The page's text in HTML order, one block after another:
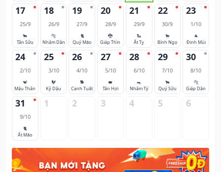
17
25/9
🐂
Tân Sửu
18
26/9
🐅
Nhâm Dần
19
27/9
🐈
Quý Mão
20
28/9
🐉
Giáp Thìn
21
29/9
🐍
Ất Tỵ
22
30/9
🐎
Bính Ngọ
23
1/10
🐐
Đinh Mùi
24
2/10
🐒
Mậu Thân
25
3/10
🐓
Kỷ Dậu
26
4/10
🐕
Canh Tuất
27
5/10
🐖
Tân Hợi
28
6/10
🐀
Nhâm Tý
29
7/10
🐂
Quý Sửu
30
8/10
🐅
Giáp Dần
31
9/10
🐈
Ất Mão
1 2 3 4 5 6